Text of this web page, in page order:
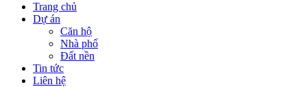
Trang chủ
Dự án
Căn hộ
Nhà phố
Đất nền
Tin tức
Liên hệ